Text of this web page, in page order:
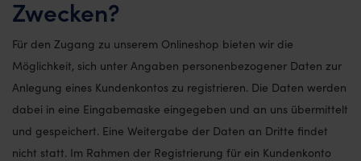
Zwecken?
Für den Zugang zu unserem Onlineshop bieten wir die
Möglichkeit, sich unter Angaben personenbezogener Daten zur
Anlegung eines Kundenkontos zu registrieren. Die Daten werden
dabei in eine Eingabemaske eingegeben und an uns übermittelt
und gespeichert. Eine Weitergabe der Daten an Dritte findet
nicht statt. Im Rahmen der Registrierung für ein Kundenkonto